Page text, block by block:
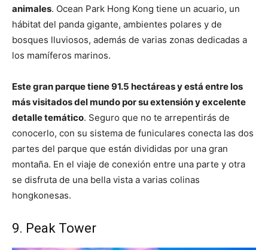
animales. Ocean Park Hong Kong tiene un acuario, un
hábitat del panda gigante, ambientes polares y de
bosques lluviosos, además de varias zonas dedicadas a
los mamíferos marinos.
Este gran parque tiene 91.5 hectáreas y está entre los
más visitados del mundo por su extensión y excelente
detalle temático. Seguro que no te arrepentirás de
conocerlo, con su sistema de funiculares conecta las dos
partes del parque que están divididas por una gran
montaña. En el viaje de conexión entre una parte y otra
se disfruta de una bella vista a varias colinas
hongkonesas.
9. Peak Tower